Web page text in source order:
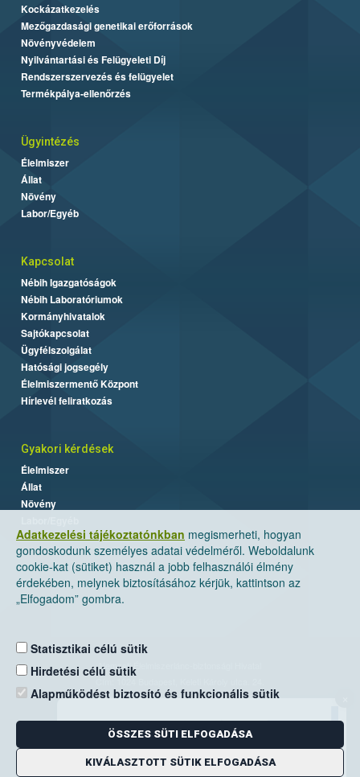
Adatkezelési tájékoztatónkban megismerheti, hogyan
gondoskodunk személyes adatai védelméről. Weboldalunk
cookie-kat (sütiket) használ a jobb felhasználói élmény
érdekében, melynek biztosításához kérjük, kattintson az
„Elfogadom” gombra.
Statisztikai célú sütik
Hirdetési célú sütik
Alapműködést biztosító és funkcionális sütik
ÖSSZES SÜTI ELFOGADÁSA
KIVÁLASZTOTT SÜTIK ELFOGADÁSA
Kockázatkezelés
Mezőgazdasági genetikai erőforrások
Növényvédelem
Nyilvántartási és Felügyeleti Díj
Rendszerszervezés és felügyelet
Termékpálya-ellenőrzés
Ügyintézés
Élelmiszer
Állat
Növény
Labor/Egyéb
Kapcsolat
Nébih Igazgatóságok
Nébih Laboratóriumok
Kormányhivatalok
Sajtókapcsolat
Ügyfélszolgálat
Hatósági jogsegély
Élelmiszermentő Központ
Hírlevél feliratkozás
Gyakori kérdések
Élelmiszer
Állat
Növény
Nemzeti Élelmiszerlánc-biztonsági Hivatal
Levelezési cím: 1525 Budapest. Pf. 30.
E-mail:ugyfelszolgalat@nebih.gov.hu
Zöld szám: 06-80/263-244
Telefon: 06-1/ 336-9000